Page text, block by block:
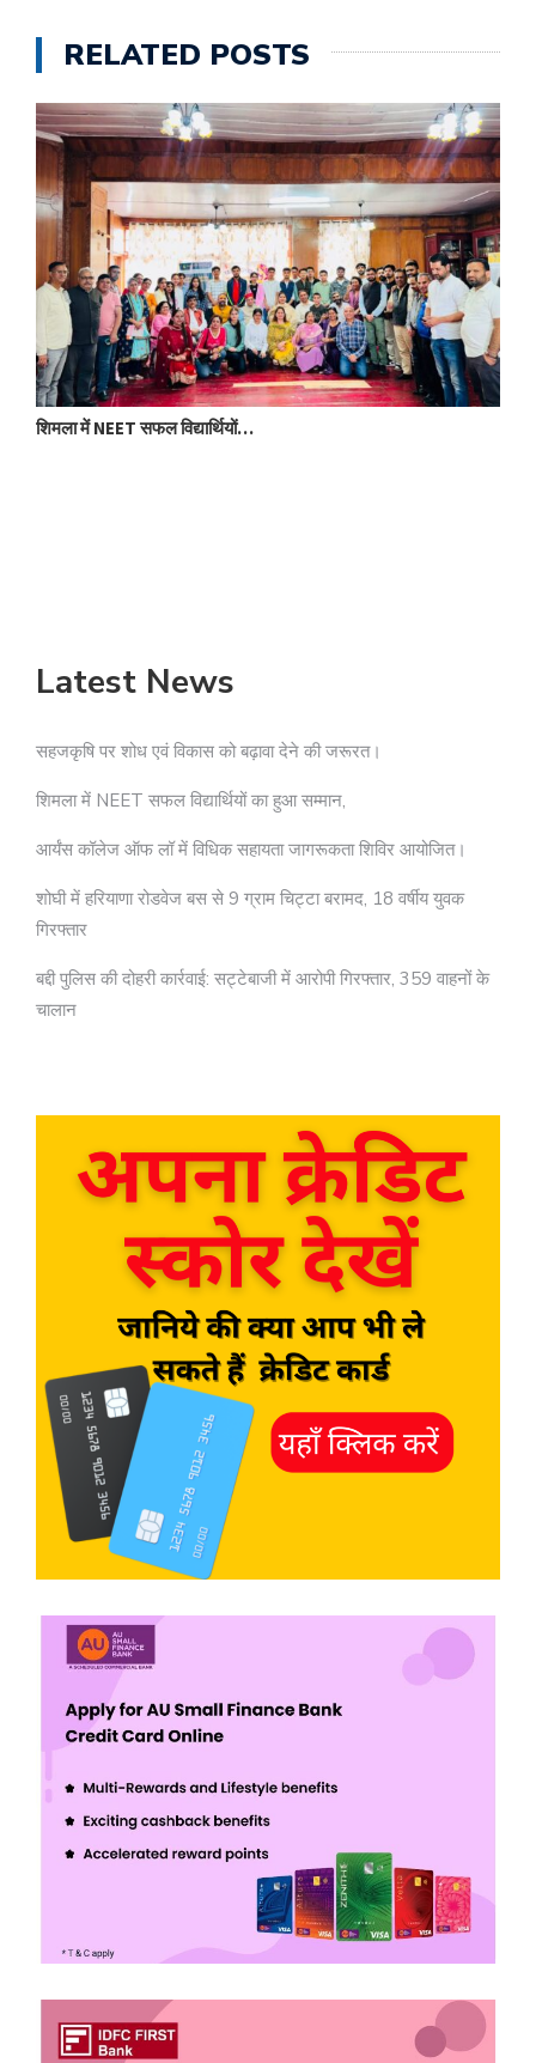
RELATED POSTS
शिमला में NEET सफल विद्यार्थियों…
Latest News
सहजकृषि पर शोध एवं विकास को बढ़ावा देने की जरूरत।
शिमला में NEET सफल विद्यार्थियों का हुआ सम्मान,
आर्यंस कॉलेज ऑफ लॉ में विधिक सहायता जागरूकता शिविर आयोजित।
शोघी में हरियाणा रोडवेज बस से 9 ग्राम चिट्टा बरामद, 18 वर्षीय युवक
गिरफ्तार
बद्दी पुलिस की दोहरी कार्रवाई: सट्टेबाजी में आरोपी गिरफ्तार, 359 वाहनों के
चालान